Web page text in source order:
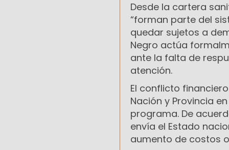
Desde la cartera
“forman parte del
quedar sujetos a
Negro actúa
ante la falta de
atención.
El conflicto
Nación y Provincia
programa. De
envía el Estado
aumento de costos